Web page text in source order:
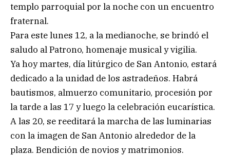
templo parroquial por la noche con un encuentro
fraternal.
Para este lunes 12, a la medianoche, se brindó el
saludo al Patrono, homenaje musical y vigilia.
Ya hoy martes, día litúrgico de San Antonio, estará
dedicado a la unidad de los astradeños. Habrá
bautismos, almuerzo comunitario, procesión por
la tarde a las 17 y luego la celebración eucarística.
A las 20, se reeditará la marcha de las luminarias
con la imagen de San Antonio alrededor de la
plaza. Bendición de novios y matrimonios.